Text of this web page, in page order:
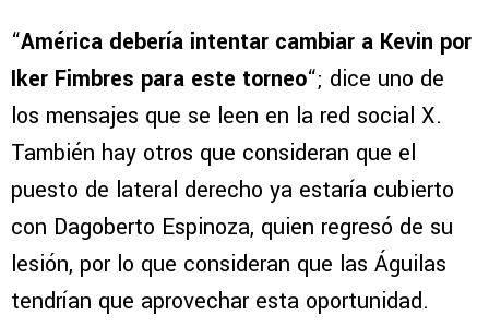
“América debería intentar cambiar a Kevin por
Iker Fimbres para este torneo“; dice uno de
los mensajes que se leen en la red social X.
También hay otros que consideran que el
puesto de lateral derecho ya estaría cubierto
con Dagoberto Espinoza, quien regresó de su
lesión, por lo que consideran que las Águilas
tendrían que aprovechar esta oportunidad.